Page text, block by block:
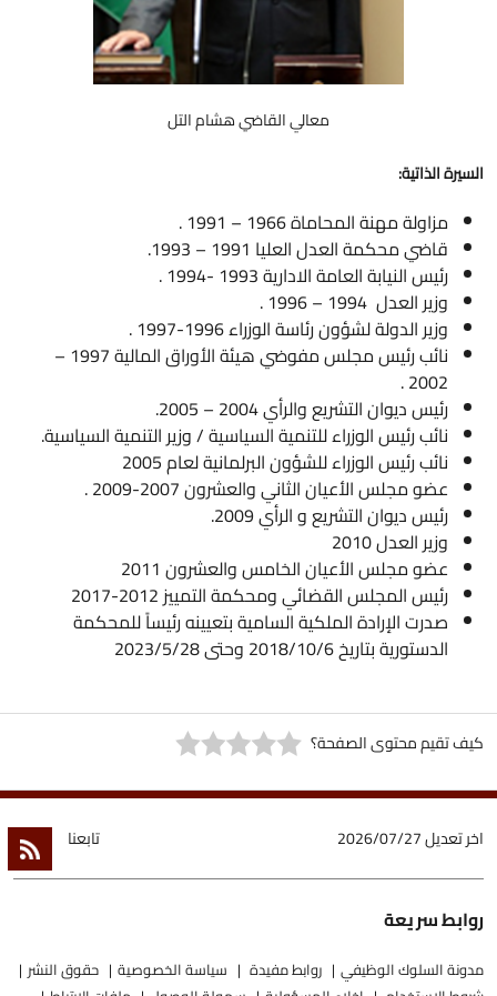
معالي القاضي هشام التل
السيرة الذاتية:
مزاولة مهنة المحاماة 1966 – 1991 .
قاضي محكمة العدل العليا 1991 – 1993.
رئيس النيابة العامة الادارية 1993 -1994 .
وزير العدل 1994 – 1996 .
وزير الدولة لشؤون رئاسة الوزراء 1996-1997 .
نائب رئيس مجلس مفوضي هيئة الأوراق المالية 1997 –
2002 .
رئيس ديوان التشريع والرأي 2004 – 2005.
نائب رئيس الوزراء للتنمية السياسية / وزير التنمية السياسية.
نائب رئيس الوزراء للشؤون البرلمانية لعام 2005
عضو مجلس الأعيان الثاني والعشرون 2007-2009 .
رئيس ديوان التشريع و الرأي 2009.
وزير العدل 2010
عضو مجلس الأعيان الخامس والعشرون 2011
رئيس المجلس القضائي ومحكمة التمييز 2012-2017
صدرت الإرادة الملكية السامية بتعيينه رئيساً للمحكمة
الدستورية بتاريخ 2018/10/6 وحتى 2023/5/28
كيف تقيم محتوى الصفحة؟
اخر تعديل2026/07/27 تابعنا
روابط سريعة
مدونة السلوك الوظيفي روابط مفيدة سياسة الخصوصية
حقوق النشر